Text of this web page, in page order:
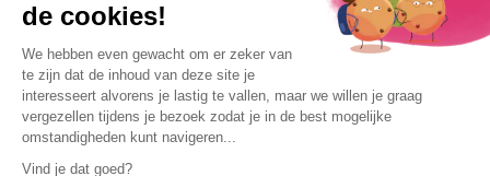
Blog Algemene voorwaarden
de cookies!
We hebben even gewacht om er zeker van
te zijn dat de inhoud van deze site je
interesseert alvorens je lastig te vallen, maar we willen je graag
vergezellen tijdens je bezoek zodat je in de best mogelijke
omstandigheden kunt navigeren...
Vind je dat goed?